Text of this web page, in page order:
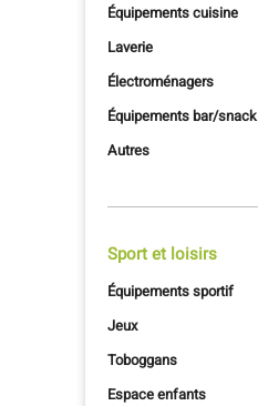
Équipements cuisine
Laverie
Électroménagers
Équipements bar/snack
Autres
Sport et loisirs
Équipements sportif
Jeux
Toboggans
Espace enfants